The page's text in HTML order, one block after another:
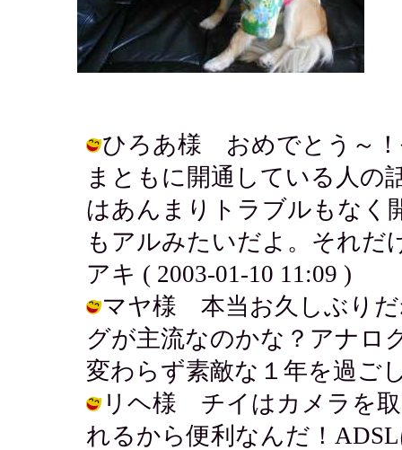
ひろあ様 おめでとう～
まともに開通している人の
はあんまりトラブルもなく
もアルみたいだよ。それだ
アキ ( 2003-01-10 11:09 )
マヤ様 本当お久しぶりだ
グが主流なのかな？アナロ
変わらず素敵な１年を過ご
リヘ様 チイはカメラを
れるから便利なんだ！